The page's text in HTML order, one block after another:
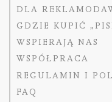
DLA
GDZIE KUPIĆ
WSPIERAJĄ NAS
WSPÓŁPRACA
REGULAMIN I
FAQ